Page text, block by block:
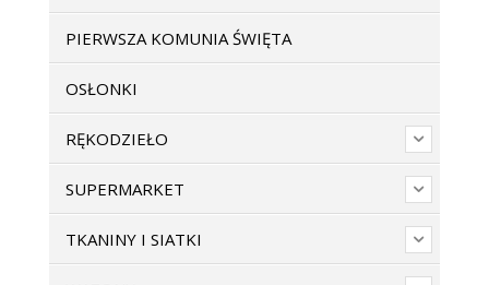
PIERWSZA KOMUNIA ŚWIĘTA
OSŁONKI
RĘKODZIEŁO
SUPERMARKET
TKANINY I SIATKI